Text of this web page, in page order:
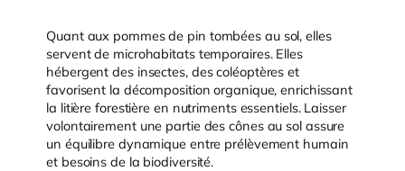
Quant aux pommes de pin tombées au sol, elles
servent de microhabitats temporaires. Elles
hébergent des insectes, des coléoptères et
favorisent la décomposition organique, enrichissant
la litière forestière en nutriments essentiels. Laisser
volontairement une partie des cônes au sol assure
un équilibre dynamique entre prélèvement humain
et besoins de la biodiversité.